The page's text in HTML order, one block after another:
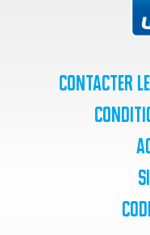
Contacter